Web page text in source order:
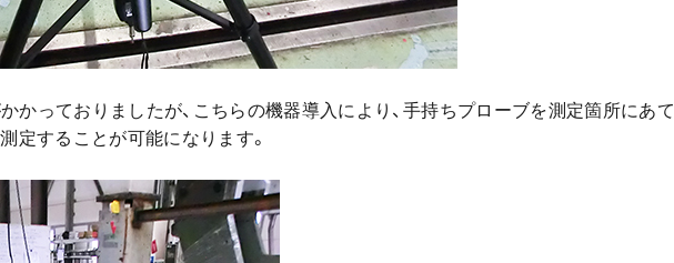
かっておりましたが、こちらの機器導入により、手持ちプローブを測定箇所にあて
定することが可能になります。